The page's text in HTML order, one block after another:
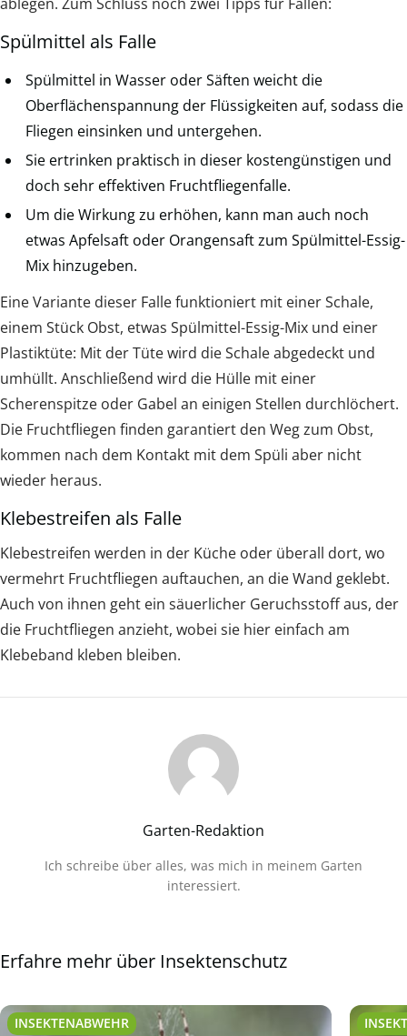
Spülmittel als Falle
Spülmittel in Wasser oder Säften weicht die
Oberflächenspannung der Flüssigkeiten auf, sodass die
Fliegen einsinken und untergehen.
Sie ertrinken praktisch in dieser kostengünstigen und
doch sehr effektiven Fruchtfliegenfalle.
Um die Wirkung zu erhöhen, kann man auch noch
etwas Apfelsaft oder Orangensaft zum Spülmittel-Essig-
Mix hinzugeben.
Eine Variante dieser Falle funktioniert mit einer Schale,
einem Stück Obst, etwas Spülmittel-Essig-Mix und einer
Plastiktüte: Mit der Tüte wird die Schale abgedeckt und
umhüllt. Anschließend wird die Hülle mit einer
Scherenspitze oder Gabel an einigen Stellen durchlöchert.
Die Fruchtfliegen finden garantiert den Weg zum Obst,
kommen nach dem Kontakt mit dem Spüli aber nicht
wieder heraus.
Klebestreifen als Falle
Klebestreifen werden in der Küche oder überall dort, wo
vermehrt Fruchtfliegen auftauchen, an die Wand geklebt.
Auch von ihnen geht ein säuerlicher Geruchsstoff aus, der
die Fruchtfliegen anzieht, wobei sie hier einfach am
Klebeband kleben bleiben.
Garten-Redaktion
Ich schreibe über alles, was mich in meinem Garten
interessiert.
Erfahre mehr über Insektenschutz
INSEKTENABWEHR